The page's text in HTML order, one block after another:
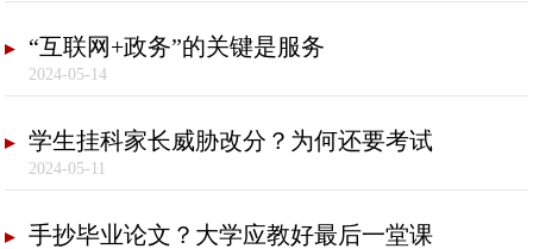
“互联网+政务”的关键是服务
2024-05-14
学生挂科家长威胁改分？为何还要考试
2024-05-11
手抄毕业论文？大学应教好最后一堂课